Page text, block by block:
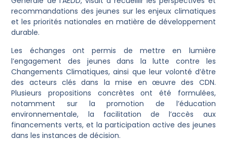
recommandations des jeunes sur les enjeux climatiques
et les priorités nationales en matière de développement
durable.
Les échanges ont permis de mettre en lumière
l’engagement des jeunes dans la lutte contre les
Changements Climatiques, ainsi que leur volonté d’être
des acteurs clés dans la mise en œuvre des CDN.
Plusieurs propositions concrètes ont été formulées,
notamment sur la promotion de l’éducation
environnementale, la facilitation de l’accès aux
financements verts, et la participation active des jeunes
dans les instances de décision.